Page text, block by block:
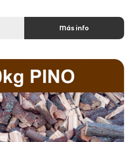
Más info